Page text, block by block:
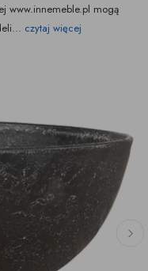
www.innemeble.pl mogą
czytaj więcej